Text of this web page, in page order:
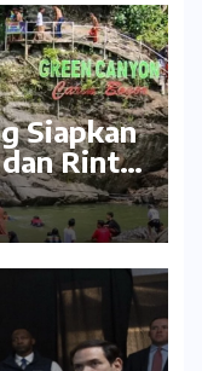
Siapkan
Rintis